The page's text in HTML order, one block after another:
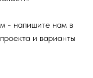
- напишите нам в
и варианты